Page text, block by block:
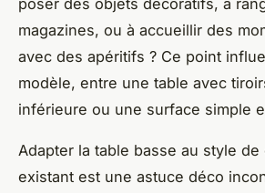
poser des objets décoratifs, à
magazines, ou à accueillir des
avec des apéritifs ? Ce point
modèle, entre une table avec
inférieure ou une surface simple
Adapter la table basse au style de
existant est une astuce déco